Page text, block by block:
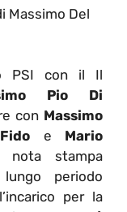
Massimo Del
PSI con il Il
Pio Di
con Massimo
e Mario
stampa
periodo
per la